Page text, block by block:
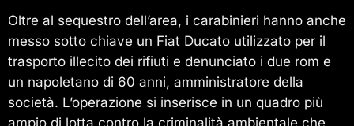
Oltre al sequestro dell’area, i carabinieri hanno anche
messo sotto chiave un Fiat Ducato utilizzato per il
trasporto illecito dei rifiuti e denunciato i due rom e
un napoletano di 60 anni, amministratore della
società. L’operazione si inserisce in un quadro più
ampio di lotta contro la criminalità ambientale che